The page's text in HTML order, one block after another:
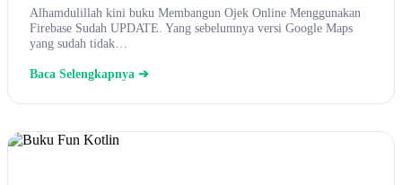
Alhamdulillah kini buku Membangun Ojek Online Menggunakan
Firebase Sudah UPDATE. Yang sebelumnya versi Google Maps
yang sudah tidak…
Baca Selengkapnya ➔